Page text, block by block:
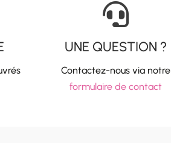

UNE QUESTION ?
Contactez-nous via notre
formulaire de contact